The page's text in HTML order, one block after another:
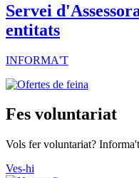
Servei
entitats
INFORMA'T
Fes voluntariat
Vols fer voluntariat?
Ves-hi